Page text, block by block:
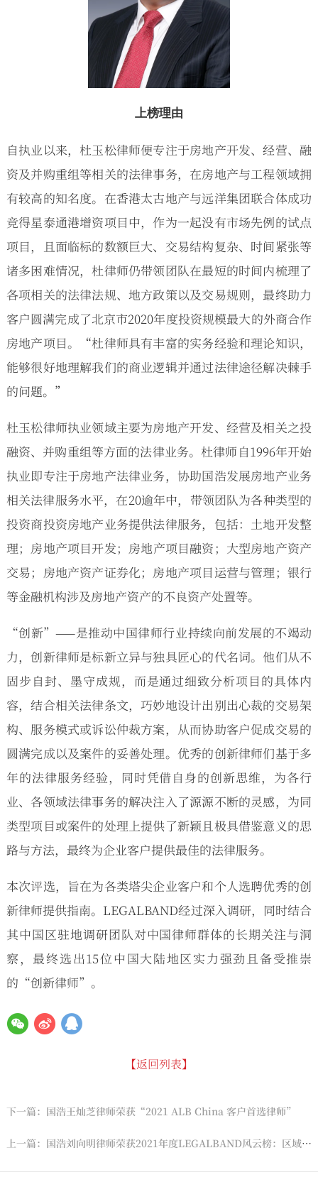
上榜理由
自执业以来，杜玉松律师便专注于房地产开发、经营、融
资及并购重组等相关的法律事务，在房地产与工程领域拥
有较高的知名度。在香港太古地产与远洋集团联合体成功
竞得星泰通港增资项目中，作为一起没有市场先例的试点
项目，且面临标的数额巨大、交易结构复杂、时间紧张等
诸多困难情况，杜律师仍带领团队在最短的时间内梳理了
各项相关的法律法规、地方政策以及交易规则，最终助力
客户圆满完成了北京市2020年度投资规模最大的外商合作
房地产项目。“杜律师具有丰富的实务经验和理论知识，
能够很好地理解我们的商业逻辑并通过法律途径解决棘手
的问题。”
杜玉松律师执业领域主要为房地产开发、经营及相关之投
融资、并购重组等方面的法律业务。杜律师自1996年开始
执业即专注于房地产法律业务，协助国浩发展房地产业务
相关法律服务水平，在20逾年中，带领团队为各种类型的
投资商投资房地产业务提供法律服务，包括：土地开发整
理；房地产项目开发；房地产项目融资；大型房地产资产
交易；房地产资产证券化；房地产项目运营与管理；银行
等金融机构涉及房地产资产的不良资产处置等。
“创新”——是推动中国律师行业持续向前发展的不竭动
力，创新律师是标新立异与独具匠心的代名词。他们从不
固步自封、墨守成规，而是通过细致分析项目的具体内
容，结合相关法律条文，巧妙地设计出别出心裁的交易架
构、服务模式或诉讼仲裁方案，从而协助客户促成交易的
圆满完成以及案件的妥善处理。优秀的创新律师们基于多
年的法律服务经验，同时凭借自身的创新思维，为各行
业、各领域法律事务的解决注入了源源不断的灵感，为同
类型项目或案件的处理上提供了新颖且极具借鉴意义的思
路与方法，最终为企业客户提供最佳的法律服务。
本次评选，旨在为各类塔尖企业客户和个人选聘优秀的创
新律师提供指南。LEGALBAND经过深入调研，同时结合
其中国区驻地调研团队对中国律师群体的长期关注与洞
察，最终选出15位中国大陆地区实力强劲且备受推崇
的“创新律师”。
【返回列表】
下一篇：国浩王灿芝律师荣获“2021 ALB China 客户首选律师”
上一篇：国浩刘向明律师荣获2021年度LEGALBAND风云榜：区域明星15强